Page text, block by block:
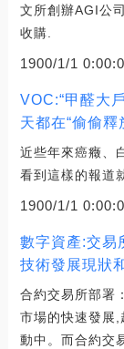
文所創辦AGI公
收購.
1900/1/1
VOC:“甲醛大
天都在“偷偷釋
近些年來癌癥、
看到這樣的報道
1900/1/1
數字資產:交易
技術發展現狀
合約交易所部署
市場的快速發展
動中。而合約交